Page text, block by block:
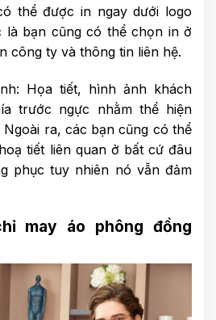
thể được in ngay dưới logo
là bạn cũng có thể chọn in ở
công ty và thông tin liên hệ.
Họa tiết, hình ảnh khách
trước ngực nhằm thể hiện
Ngoài ra, các bạn cũng có thể
tiết liên quan ở bất cứ đâu
phục tuy nhiên nó vẫn đảm
may áo phông đồng